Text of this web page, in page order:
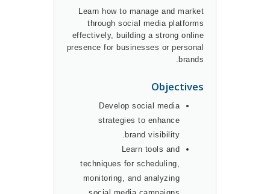
Learn how to manage and market
through social media platforms
effectively, building a strong online
presence for businesses or personal
brands.
Objectives
Develop social media
strategies to enhance
brand visibility.
Learn tools and
techniques for scheduling,
monitoring, and analyzing